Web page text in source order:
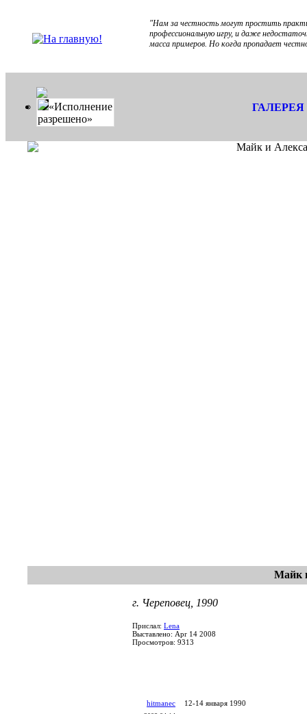
"Нам за честность могут простить
профессиональную игру, и даже
масса примеров. Но когда пропадает
«Исполнение
разрешено»
ГАЛЕРЕЯ
Майк
г. Череповец, 1990
Прислал: Lena
Выставлено: Apr 14 2008
Просмотров: 9313
hitmanec 12-14 января 1990